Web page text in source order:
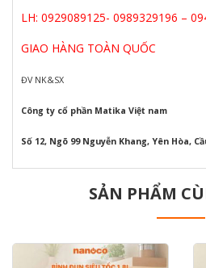
LH: 0929089125- 0989329196 –
GIAO HÀNG TOÀN QUỐC
ĐV NK&SX
Công ty cổ phần Matika Việt nam
Số 12, Ngõ 99 Nguyễn Khang, Yên Hòa,
SẢN PHẨM